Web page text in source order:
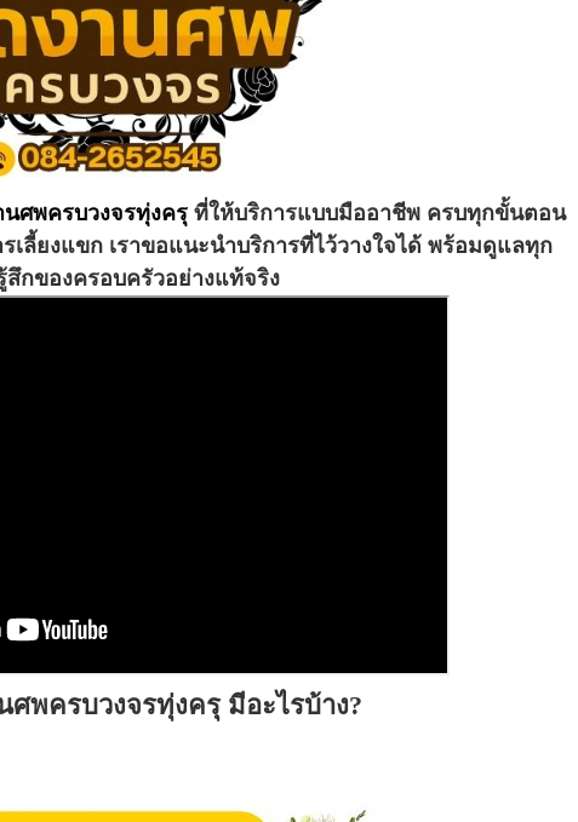
นศพครบวงจรทุ่งครุที่ให้บริการแบบมืออาชีพ ครบทุกขั้นตอน
เลี้ยงแขก เราขอแนะนำบริการที่ไว้วางใจได้ พร้อมดูแลทุก
สึกของครอบครัวอย่างแท้จริง
ศพครบวงจรทุ่งครุ มีอะไรบ้าง?